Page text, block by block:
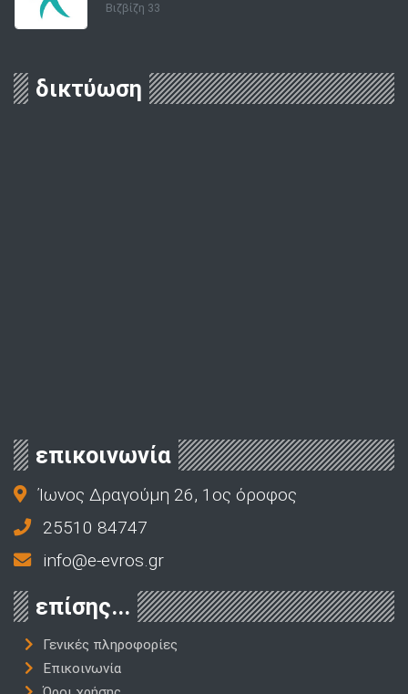
Βιζβίζη 33
δικτύωση
επικοινωνία
Ίωνος Δραγούμη 26, 1ος όροφος
25510 84747
info@e-evros.gr
επίσης...
Γενικές πληροφορίες
Επικοινωνία